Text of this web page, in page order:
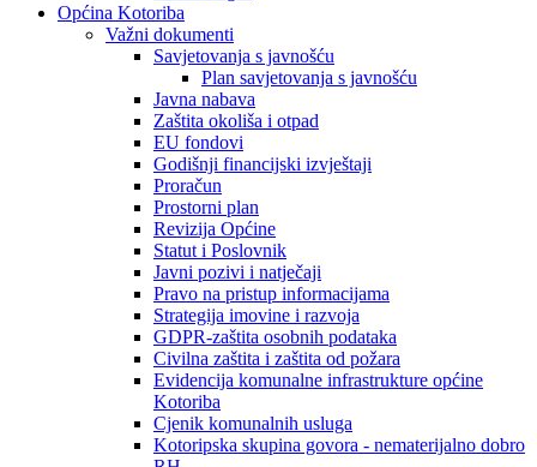
Općina Kotoriba
Važni dokumenti
Savjetovanja s javnošću
Plan savjetovanja s javnošću
Javna nabava
Zaštita okoliša i otpad
EU fondovi
Godišnji financijski izvještaji
Proračun
Prostorni plan
Revizija Općine
Statut i Poslovnik
Javni pozivi i natječaji
Pravo na pristup informacijama
Strategija imovine i razvoja
GDPR-zaštita osobnih podataka
Civilna zaštita i zaštita od požara
Evidencija komunalne infrastrukture općine
Kotoriba
Cjenik komunalnih usluga
Kotoripska skupina govora - nematerijalno dobro